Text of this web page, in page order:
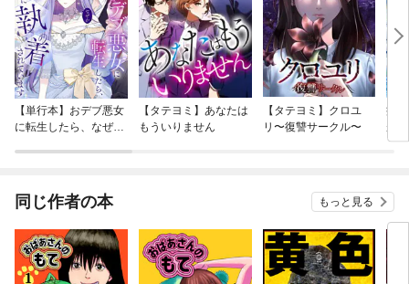
【単行本】おデブ悪女
に転生したら、なぜか
【タテヨミ】あなたは
もういりません
【タテヨミ】クロユ
リ〜復讐サークル〜
病
が
ぎ
同じ作者の本 もっと見る